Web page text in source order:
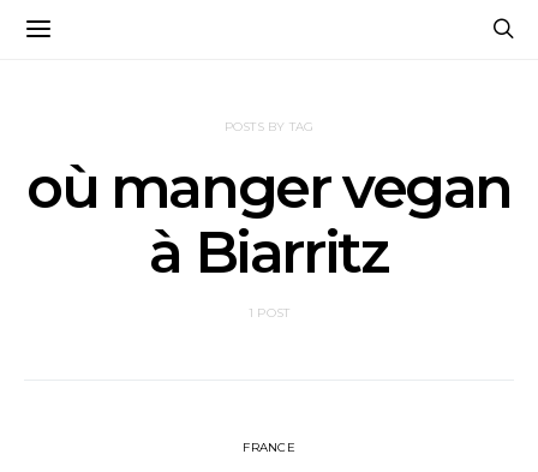
POSTS BY TAG
où manger vegan
à Biarritz
1 POST
FRANCE